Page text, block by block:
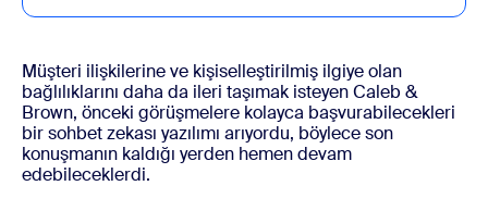
Müşteri ilişkilerine ve kişiselleştirilmiş ilgiye olan
bağlılıklarını daha da ileri taşımak isteyen Caleb &
Brown, önceki görüşmelere kolayca başvurabilecekleri
bir sohbet zekası yazılımı arıyordu, böylece son
konuşmanın kaldığı yerden hemen devam
edebileceklerdi.